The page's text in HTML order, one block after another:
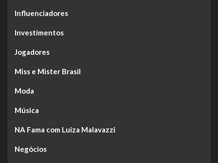
Influenciadores
Investimentos
Jogadores
Miss e Mister Brasil
Moda
Música
NA Fama com Luiza Malavazzi
Negócios